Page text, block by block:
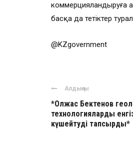
коммерцияландыруға
басқа да тетіктер
@KZgovernment
Алдыңғы
*Олжас Бектенов
технологияларды
күшейтуді тапсырды*